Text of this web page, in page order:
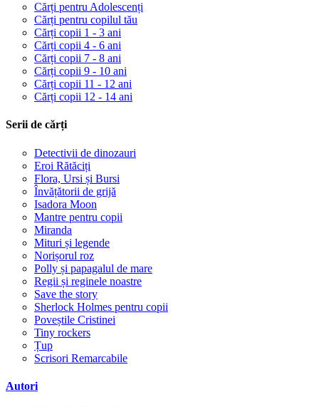
Cărți pentru Adolescenți
Cărți pentru copilul tău
Cărți copii 1 - 3 ani
Cărți copii 4 - 6 ani
Cărți copii 7 - 8 ani
Cărți copii 9 - 10 ani
Cărți copii 11 - 12 ani
Cărți copii 12 - 14 ani
Serii de cărți
Detectivii de dinozauri
Eroi Rătăciți
Flora, Ursi și Bursi
Învățătorii de grijă
Isadora Moon
Mantre pentru copii
Miranda
Mituri și legende
Norișorul roz
Polly și papagalul de mare
Regii și reginele noastre
Save the story
Sherlock Holmes pentru copii
Poveștile Cristinei
Tiny rockers
Țup
Scrisori Remarcabile
Autori